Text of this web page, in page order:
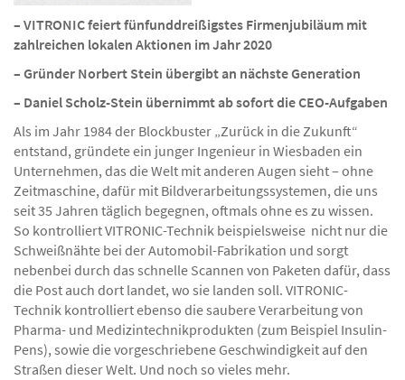
– VITRONIC feiert fünfunddreißigstes Firmenjubiläum mit
zahlreichen lokalen Aktionen im Jahr 2020
– Gründer Norbert Stein übergibt an nächste Generation
– Daniel Scholz-Stein übernimmt ab sofort die CEO-Aufgaben
Als im Jahr 1984 der Blockbuster „Zurück in die Zukunft“
entstand, gründete ein junger Ingenieur in Wiesbaden ein
Unternehmen, das die Welt mit anderen Augen sieht – ohne
Zeitmaschine, dafür mit Bildverarbeitungssystemen, die uns
seit 35 Jahren täglich begegnen, oftmals ohne es zu wissen.
So kontrolliert VITRONIC-Technik beispielsweise nicht nur die
Schweißnähte bei der Automobil-Fabrikation und sorgt
nebenbei durch das schnelle Scannen von Paketen dafür, dass
die Post auch dort landet, wo sie landen soll. VITRONIC-
Technik kontrolliert ebenso die saubere Verarbeitung von
Pharma- und Medizintechnikprodukten (zum Beispiel Insulin-
Pens), sowie die vorgeschriebene Geschwindigkeit auf den
Straßen dieser Welt. Und noch so vieles mehr.